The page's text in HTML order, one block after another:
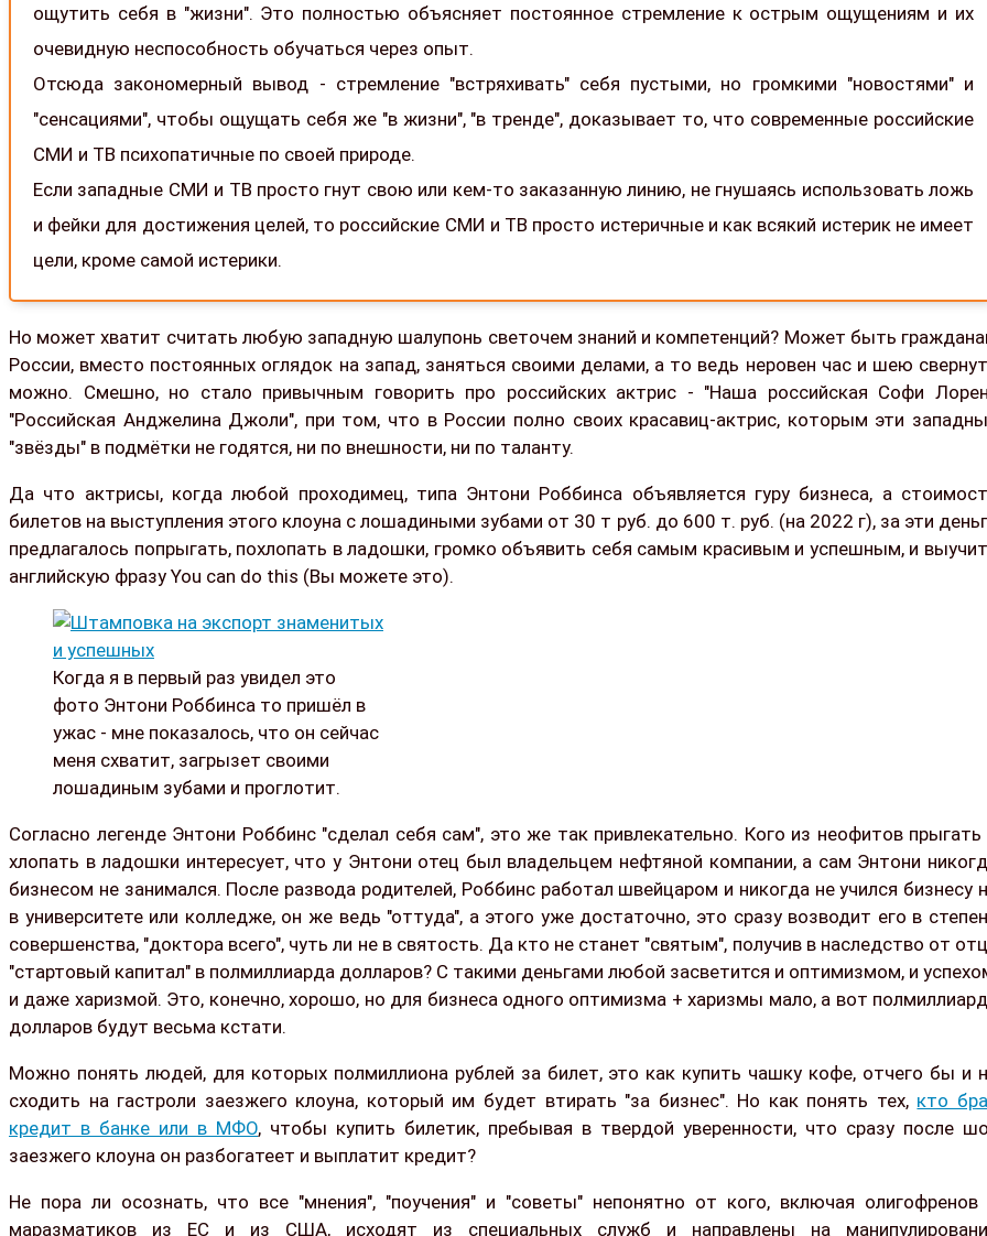
ощутить себя в "жизни". Это полностью объясняет постоянное стремление к острым ощущениям и их
очевидную неспособность обучаться через опыт.
Отсюда закономерный вывод - стремление "встряхивать" себя пустыми, но громкими "новостями" и
"сенсациями", чтобы ощущать себя же "в жизни", "в тренде", доказывает то, что современные российские
СМИ и ТВ психопатичные по своей природе.
Если западные СМИ и ТВ просто гнут свою или кем-то заказанную линию, не гнушаясь использовать ложь
и фейки для достижения целей, то российские СМИ и ТВ просто истеричные и как всякий истерик не имеет
цели, кроме самой истерики.
Но может хватит считать любую западную шалупонь светочем знаний и компетенций? Может быть
России, вместо постоянных оглядок на запад, заняться своими делами, а то ведь неровен час и шею
можно. Смешно, но стало привычным говорить про российских актрис - "Наша российская Софи
"Российская Анджелина Джоли", при том, что в России полно своих красавиц-актрис, которым эти
"звёзды" в подмётки не годятся, ни по внешности, ни по таланту.
Да что актрисы, когда любой проходимец, типа Энтони Роббинса объявляется гуру бизнеса, а
билетов на выступления этого клоуна с лошадиными зубами от 30 т руб. до 600 т. руб. (на 2022 г), за эти
предлагалось попрыгать, похлопать в ладошки, громко объявить себя самым красивым и успешным, и
английскую фразу You can do this (Вы можете это).
Когда я в первый раз увидел это
фото Энтони Роббинса то пришёл в
ужас - мне показалось, что он сейчас
меня схватит, загрызет своими
лошадиным зубами и проглотит.
Согласно легенде Энтони Роббинс "сделал себя сам", это же так привлекательно. Кого из неофитов прыгать
хлопать в ладошки интересует, что у Энтони отец был владельцем нефтяной компании, а сам Энтони
бизнесом не занимался. После развода родителей, Роббинс работал швейцаром и никогда не учился бизнесу
в университете или колледже, он же ведь "оттуда", а этого уже достаточно, это сразу возводит его в
совершенства, "доктора всего", чуть ли не в святость. Да кто не станет "святым", получив в наследство от
"стартовый капитал" в полмиллиарда долларов? С такими деньгами любой засветится и оптимизмом, и
и даже харизмой. Это, конечно, хорошо, но для бизнеса одного оптимизма + харизмы мало, а вот
долларов будут весьма кстати.
Можно понять людей, для которых полмиллиона рублей за билет, это как купить чашку кофе, отчего бы и
сходить на гастроли заезжего клоуна, который им будет втирать "за бизнес". Но как понять тех, кто
кредит в банке или в МФО, чтобы купить билетик, пребывая в твердой уверенности, что сразу после
заезжего клоуна он разбогатеет и выплатит кредит?
Не пора ли осознать, что все "мнения", "поучения" и "советы" непонятно от кого, включая олигофренов
маразматиков из ЕС и из США, исходят из специальных служб и направлены на